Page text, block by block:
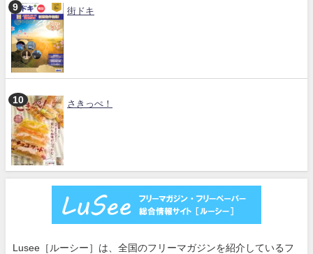
街ドキ
さきっぺ！
Lusee［ルーシー］は、全国のフリーマガジンを紹介しているフ